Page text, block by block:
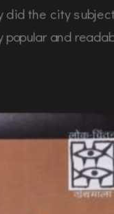
did the city
popular and